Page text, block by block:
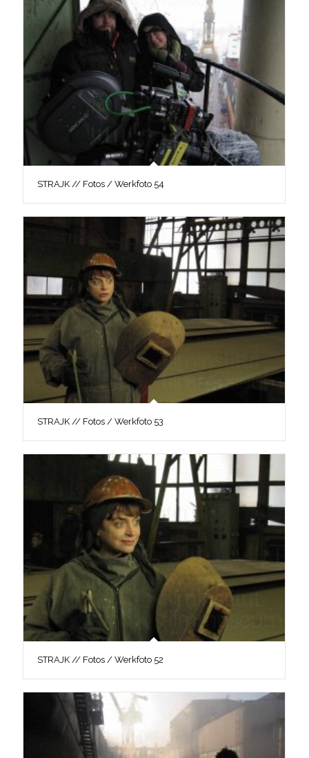
STRAJK // Fotos / Werkfoto 54
STRAJK // Fotos / Werkfoto 53
STRAJK // Fotos / Werkfoto 52